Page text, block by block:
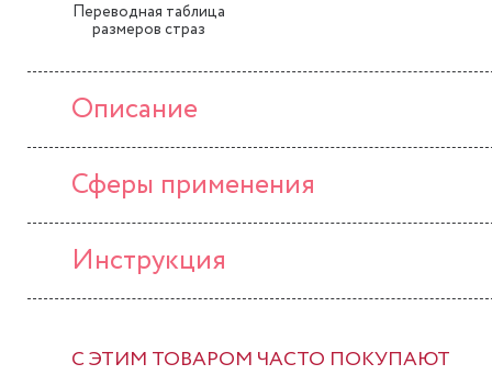
Переводная таблица
размеров страз
Описание
Сферы применения
Инструкция
С ЭТИМ ТОВАРОМ ЧАСТО ПОКУПАЮТ